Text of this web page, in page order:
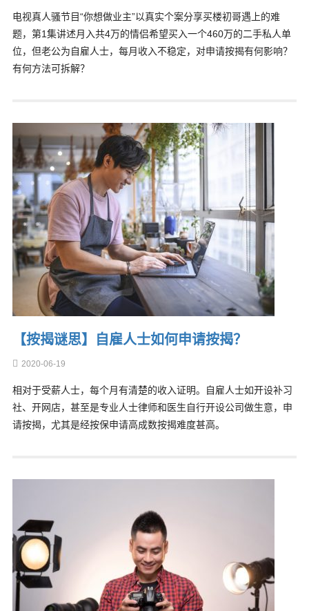
电视真人骚节目“你想做业主”以真实个案分享买楼初哥遇上的难
题，第1集讲述月入共4万的情侣希望买入一个460万的二手私人单
位，但老公为自雇人士，每月收入不稳定，对申请按揭有何影响？
有何方法可拆解？
【按揭谜思】自雇人士如何申请按揭？
2020-06-19
相对于受薪人士，每个月有清楚的收入证明。自雇人士如开设补习
社、开网店，甚至是专业人士律师和医生自行开设公司做生意，申
请按揭，尤其是经按保申请高成数按揭难度甚高。